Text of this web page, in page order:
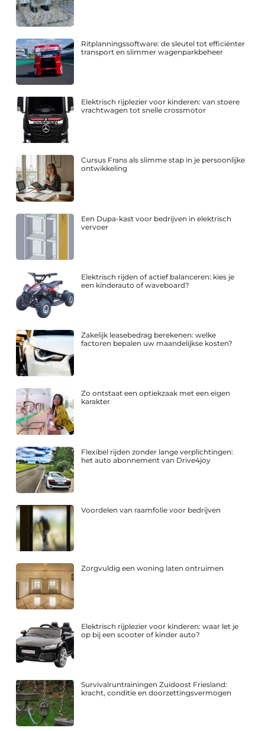
Ritplanningssoftware: de sleutel tot efficiënter
transport en slimmer wagenparkbeheer
Elektrisch rijplezier voor kinderen: van stoere
vrachtwagen tot snelle crossmotor
Cursus Frans als slimme stap in je persoonlijke
ontwikkeling
Een Dupa-kast voor bedrijven in elektrisch
vervoer
Elektrisch rijden of actief balanceren: kies je
een kinderauto of waveboard?
Zakelijk leasebedrag berekenen: welke
factoren bepalen uw maandelijkse kosten?
Zo ontstaat een optiekzaak met een eigen
karakter
Flexibel rijden zonder lange verplichtingen:
het auto abonnement van Drive4joy
Voordelen van raamfolie voor bedrijven
Zorgvuldig een woning laten ontruimen
Elektrisch rijplezier voor kinderen: waar let je
op bij een scooter of kinder auto?
Survivalruntrainingen Zuidoost Friesland:
kracht, conditie en doorzettingsvermogen